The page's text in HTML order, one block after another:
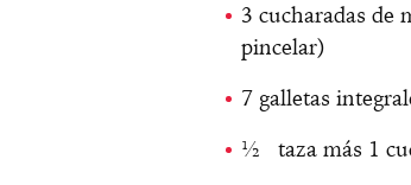
3 cucharadas de
pincelar)
7 galletas
½ taza más 1